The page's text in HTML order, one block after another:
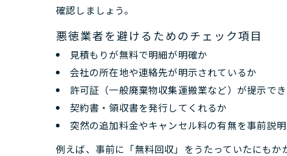
確認しましょう。
悪徳業者を避けるためのチェック項目
見積もりが無料で明細が明確か
会社の所在地や連絡先が明示されているか
許可証（一般廃棄物収集運搬業など）が提示で
契約書・領収書を発行してくれるか
突然の追加料金やキャンセル料の有無を事前説
例えば、事前に「無料回収」をうたっていたにも